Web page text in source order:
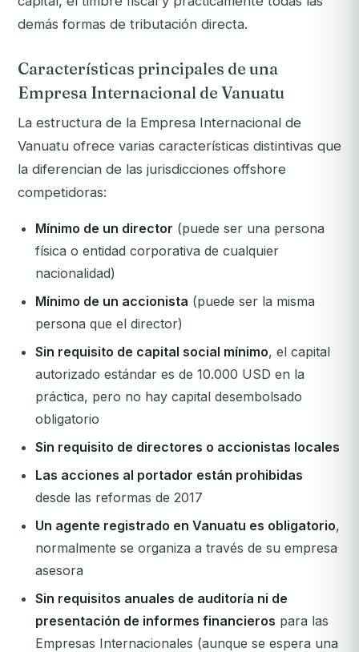
demás formas de tributación directa.
Características principales de una
Empresa Internacional de Vanuatu
La estructura de la Empresa Internacional de
Vanuatu ofrece varias características distintivas que
la diferencian de las jurisdicciones offshore
competidoras:
Mínimo de un director (puede ser una persona
física o entidad corporativa de cualquier
nacionalidad)
Mínimo de un accionista (puede ser la misma
persona que el director)
Sin requisito de capital social mínimo, el capital
autorizado estándar es de 10.000 USD en la
práctica, pero no hay capital desembolsado
obligatorio
Sin requisito de directores o accionistas locales
Las acciones al portador están prohibidas
desde las reformas de 2017
Un agente registrado en Vanuatu es obligatorio,
normalmente se organiza a través de su empresa
asesora
Sin requisitos anuales de auditoría ni de
presentación de informes financieros para las
Empresas Internacionales (aunque se espera una